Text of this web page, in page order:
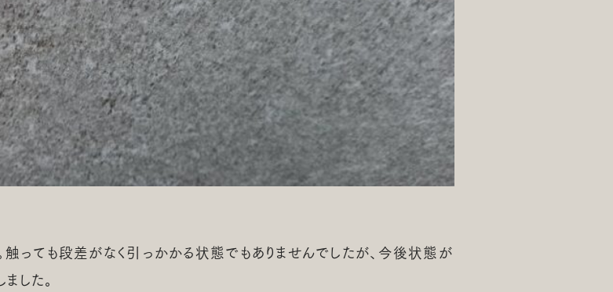
触っても段差がなく引っかかる状態でもありませんでしたが、今後状態が
した。